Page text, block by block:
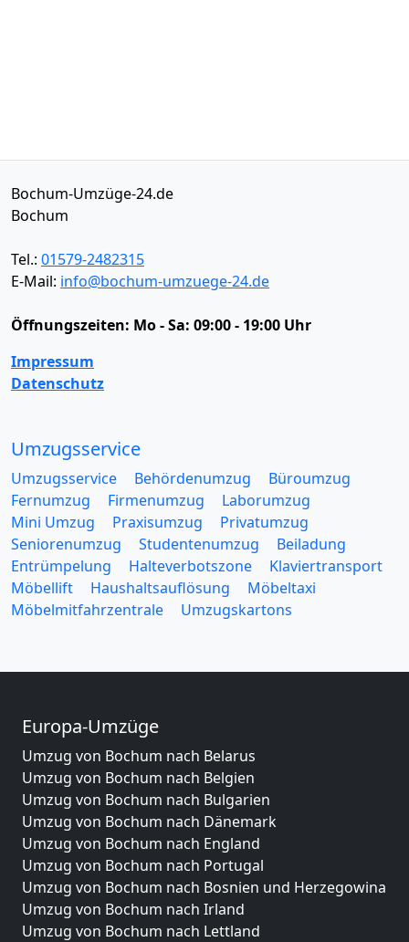
Bochum-Umzüge-24.de
Bochum
Tel.: 01579-2482315
E-Mail: info@bochum-umzuege-24.de
Öffnungszeiten: Mo - Sa: 09:00 - 19:00 Uhr
Impressum
Datenschutz
Umzugsservice
Umzugsservice Behördenumzug
Büroumzug
Fernumzug
Firmenumzug
Laborumzug
Mini Umzug
Praxisumzug
Privatumzug
Seniorenumzug
Studentenumzug
Beiladung
Entrümpelung
Halteverbotszone
Klaviertransport
Möbellift
Haushaltsauflösung
Möbeltaxi
Möbelmitfahrzentrale
Umzugskartons
Europa-Umzüge
Umzug von Bochum nach Belarus
Umzug von Bochum nach Belgien
Umzug von Bochum nach Bulgarien
Umzug von Bochum nach Dänemark
Umzug von Bochum nach England
Umzug von Bochum nach Portugal
Umzug von Bochum nach Bosnien und Herzegowina
Umzug von Bochum nach Irland
Umzug von Bochum nach Lettland